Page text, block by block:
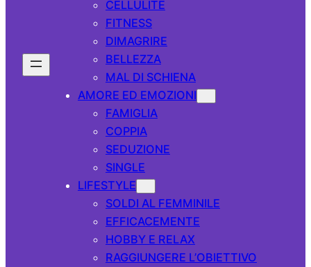
CELLULITE
FITNESS
DIMAGRIRE
BELLEZZA
MAL DI SCHIENA
AMORE ED EMOZIONI
FAMIGLIA
COPPIA
SEDUZIONE
SINGLE
LIFESTYLE
SOLDI AL FEMMINILE
EFFICACEMENTE
HOBBY E RELAX
RAGGIUNGERE L’OBIETTIVO